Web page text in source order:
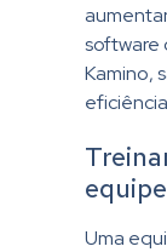
software
Kamino,
equipe
Uma